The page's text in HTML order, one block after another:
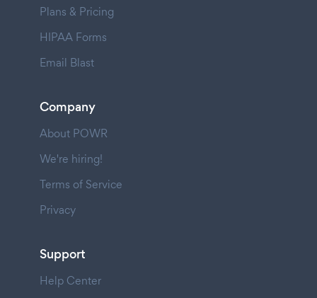
Plans & Pricing
HIPAA Forms
Email Blast
Company
About POWR
We're hiring!
Terms of Service
Privacy
Support
Help Center